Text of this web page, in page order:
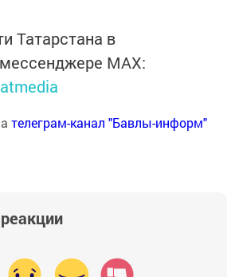
Татарстана в
MАХ:
телеграм-канал "Бавлы-информ"